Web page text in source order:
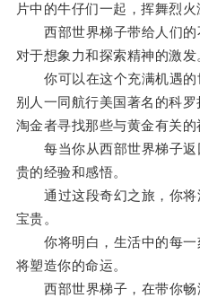
片中的牛仔们一起，挥舞烈火
西部世界梯子带给人们的
对于想象力和探索精神的激发
你可以在这个充满机遇的
别人一同航行美国著名的科
淘金者寻找那些与黄金有关的
每当你从西部世界梯子返
贵的经验和感悟。
通过这段奇幻之旅，你将
宝贵。
你将明白，生活中的每一
将塑造你的命运。
西部世界梯子，在带你畅